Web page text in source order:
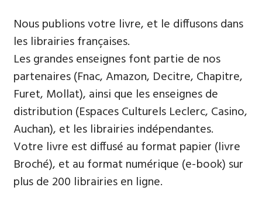
Nous publions votre livre, et le diffusons dans
les librairies françaises.
Les grandes enseignes font partie de nos
partenaires (Fnac, Amazon, Decitre, Chapitre,
Furet, Mollat), ainsi que les enseignes de
distribution (Espaces Culturels Leclerc, Casino,
Auchan), et les librairies indépendantes.
Votre livre est diffusé au format papier (livre
Broché), et au format numérique (e-book) sur
plus de 200 librairies en ligne.